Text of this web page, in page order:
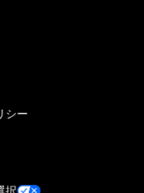
シー
択